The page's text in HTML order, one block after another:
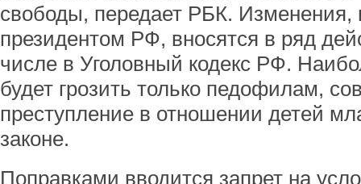
свободы, передает РБК.
президентом РФ, вносятся в ряд
числе в Уголовный кодекс РФ.
будет грозить только педофилам,
преступление в отношении детей
законе.
Поправками вводится запрет на